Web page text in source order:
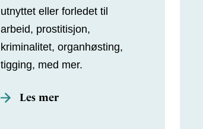
utnyttet eller forledet til
arbeid, prostitisjon,
kriminalitet, organhøsting,
tigging, med mer.
Les mer